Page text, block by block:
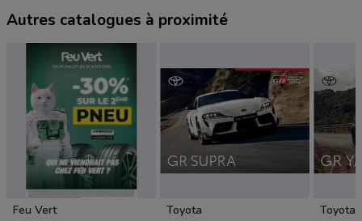
Autres catalogues à proximité
Feu Vert Toyota Toyota